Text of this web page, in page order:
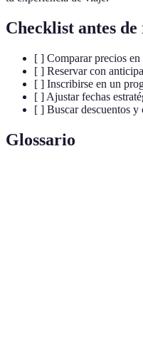
Checklist antes
[ ] Comparar precios
[ ] Reservar con
[ ] Inscribirse en un
[ ] Ajustar fechas
[ ] Buscar descuentos y
Glossario